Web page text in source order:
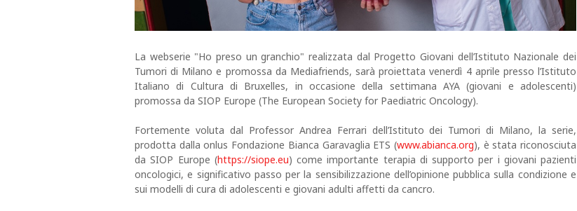
La webserie "Ho preso un granchio" realizzata dal Progetto Giovani dell’Istituto Nazionale dei
Tumori di Milano e promossa da Mediafriends, sarà proiettata venerdì 4 aprile presso l’Istituto
Italiano di Cultura di Bruxelles, in occasione della settimana AYA (giovani e adolescenti)
promossa da SIOP Europe (The European Society for Paediatric Oncology).
Fortemente voluta dal Professor Andrea Ferrari dell’Istituto dei Tumori di Milano, la serie,
prodotta dalla onlus Fondazione Bianca Garavaglia ETS (www.abianca.org), è stata riconosciuta
da SIOP Europe (https://siope.eu) come importante terapia di supporto per i giovani pazienti
oncologici, e significativo passo per la sensibilizzazione dell’opinione pubblica sulla condizione e
sui modelli di cura di adolescenti e giovani adulti affetti da cancro.